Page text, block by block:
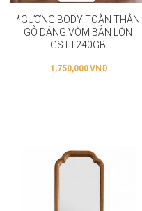
*GƯƠNG BODY TOÀN THÂN
GỖ DÁNG VÒM BẢN LỚN
GSTT240GB
1,750,000VNĐ